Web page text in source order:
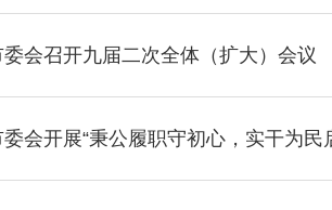
会召开九届二次全体（扩大）会议
会开展“秉公履职守初心，实干为